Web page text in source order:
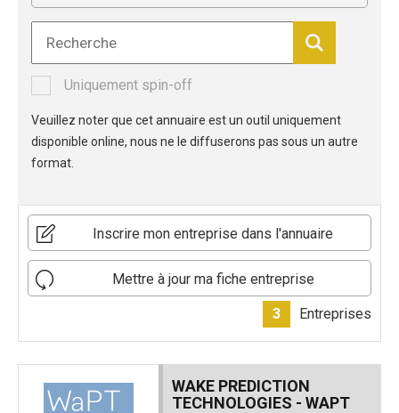
Uniquement spin-off
Veuillez noter que cet annuaire est un outil uniquement
disponible online, nous ne le diffuserons pas sous un autre
format.
Inscrire mon entreprise dans l'annuaire
Mettre à jour ma fiche entreprise
3 Entreprises
WAKE PREDICTION
TECHNOLOGIES - WAPT